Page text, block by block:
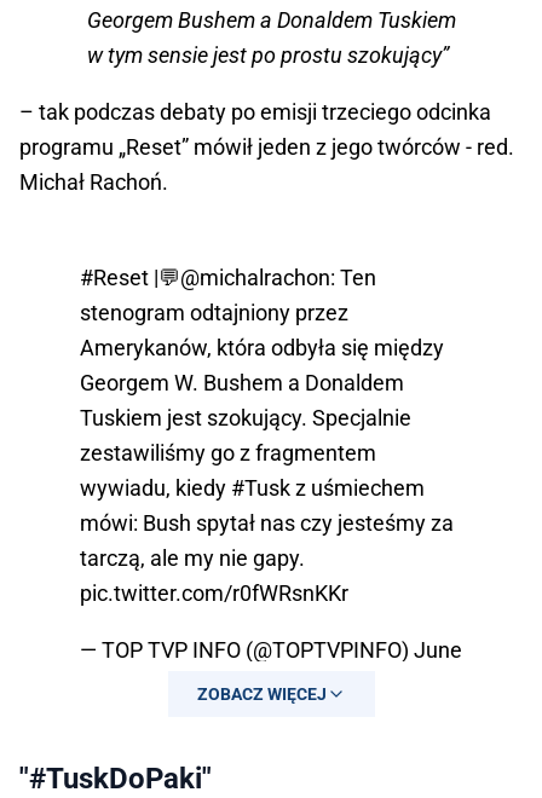
Georgem Bushem a Donaldem Tuskiem
w tym sensie jest po prostu szokujący”
– tak podczas debaty po emisji trzeciego odcinka
programu „Reset” mówił jeden z jego twórców - red.
Michał Rachoń.
#Reset |💬@michalrachon: Ten
stenogram odtajniony przez
Amerykanów, która odbyła się między
Georgem W. Bushem a Donaldem
Tuskiem jest szokujący. Specjalnie
zestawiliśmy go z fragmentem
wywiadu, kiedy #Tuskz uśmiechem
mówi: Bush spytał nas czy jesteśmy za
tarczą, ale my nie gapy.
pic.twitter.com/r0fWRsnKKr
— TOP TVP INFO (@TOPTVPINFO) June
ZOBACZ WIĘCEJ
"#TuskDoPaki"